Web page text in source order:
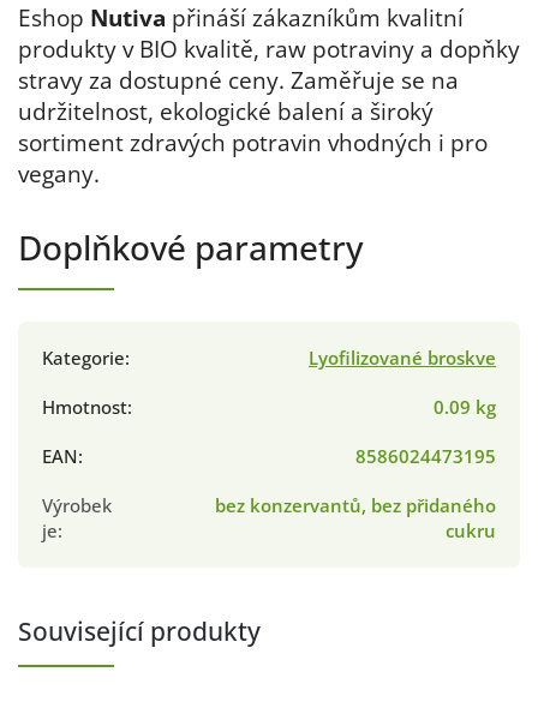
Eshop Nutiva přináší zákazníkům kvalitní
produkty v BIO kvalitě, raw potraviny a dopňky
stravy za dostupné ceny. Zaměřuje se na
udržitelnost, ekologické balení a široký
sortiment zdravých potravin vhodných i pro
vegany.
Doplňkové parametry
Kategorie:
Lyofilizované broskve
Hmotnost:
0.09 kg
EAN:
8586024473195
Výrobek
je:
bez konzervantů, bez přidaného
cukru
Související produkty